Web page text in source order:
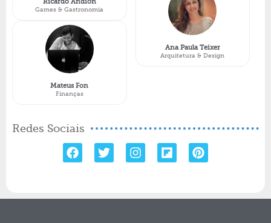
Games & Gastronomia
Mateus Fon
Finanças
Ana Paula Teixer
Arquitetura & Design
Redes Sociais